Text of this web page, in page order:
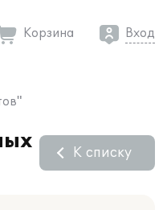
Корзина Вход
К списку